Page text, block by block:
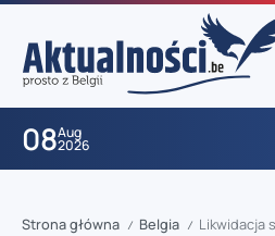
08Aug
2026
Strona główna / Belgia / Likwidacja